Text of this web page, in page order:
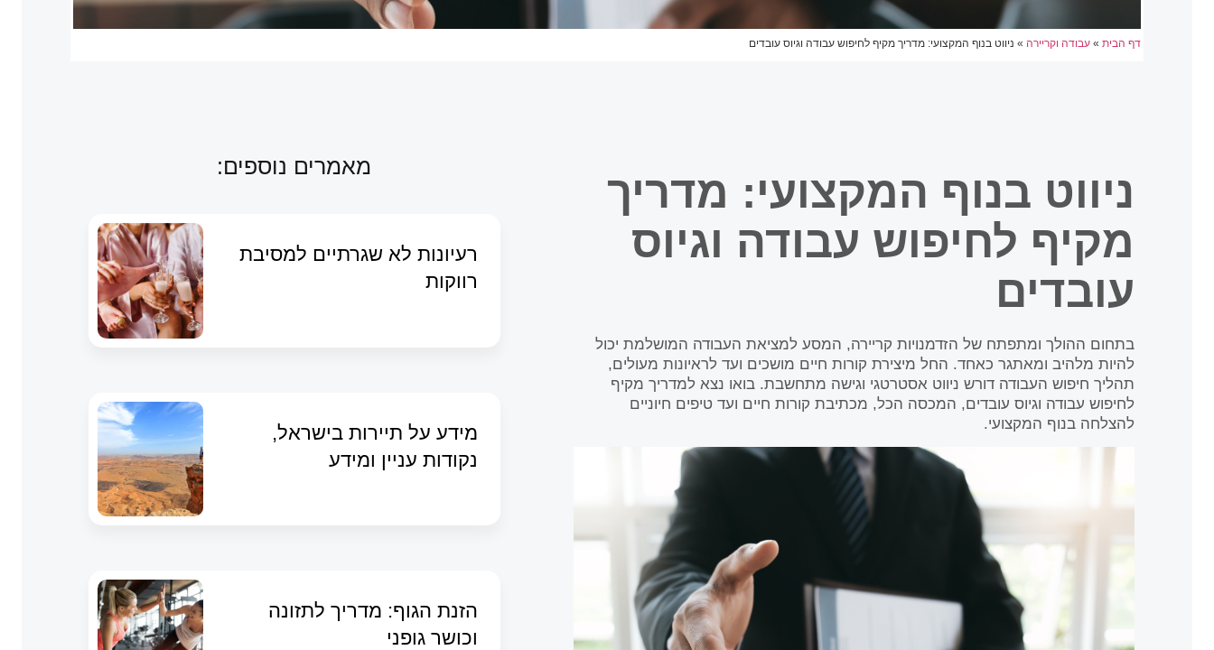
דף הבית» עבודה וקריירה » ניווט בנוף המקצועי: מדריך מקיף לחיפוש עבודה וגיוס עובדים
ניווט בנוף המקצועי: מדריך
מקיף לחיפוש עבודה וגיוס
עובדים
בתחום ההולך ומתפתח של הזדמנויות קריירה, המסע למציאת העבודה המושלמת יכול
להיות מלהיב ומאתגר כאחד. החל מיצירת קורות חיים מושכים ועד לראיונות מעולים,
תהליך חיפוש העבודה דורש ניווט אסטרטגי וגישה מתחשבת. בואו נצא למדריך מקיף
לחיפוש עבודה וגיוס עובדים, המכסה הכל, מכתיבת קורות חיים ועד טיפים חיוניים
להצלחה בנוף המקצועי.
מאמרים נוספים:
רעיונות לא שגרתיים למסיבת
רווקות
מידע על תיירות בישראל,
נקודות עניין ומידע
הזנת הגוף: מדריך לתזונה
וכושר גופני